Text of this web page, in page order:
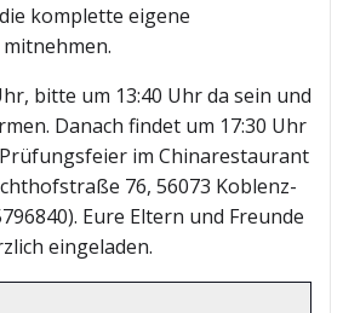
komplette eigene
bitte um 13:40 Uhr da sein und
Danach findet um 17:30 Uhr
im Chinarestaurant
76, 56073 Koblenz-
Eure Eltern und Freunde
eingeladen.